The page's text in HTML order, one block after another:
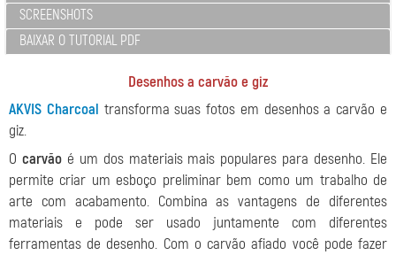
SCREENSHOTS
BAIXAR O TUTORIAL PDF
Desenhos a carvão e giz
AKVIS Charcoal transforma suas fotos em desenhos a carvão e
giz.
O carvãoé um dos materiais mais populares para desenho. Ele
permite criar um esboço preliminar bem como um trabalho de
arte com acabamento. Combina as vantagens de diferentes
materiais e pode ser usado juntamente com diferentes
ferramentas de desenho. Com o carvão afiado você pode fazer